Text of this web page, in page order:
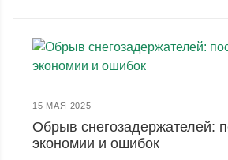
15 МАЯ 2025
Обрыв снегозадержателей:
экономии и ошибок